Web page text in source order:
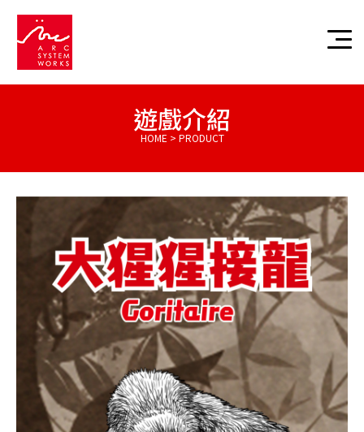
遊戲介紹
HOME > PRODUCT